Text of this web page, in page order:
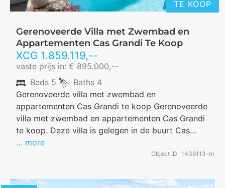
TE KOOP
Gerenoveerde Villa met Zwembad en
Appartementen Cas Grandi Te Koop
XCG 1.859.119,--
vaste prijs in: € 895.000,--
Object ID 1436113-nl
Beds 5 Baths 4
Gerenoveerde villa met zwembad en
appartementen Cas Grandi te koop Gerenoveerde
villa met zwembad en appartementen Cas Grandi
te koop. Deze villa is gelegen in de buurt Cas…
… more